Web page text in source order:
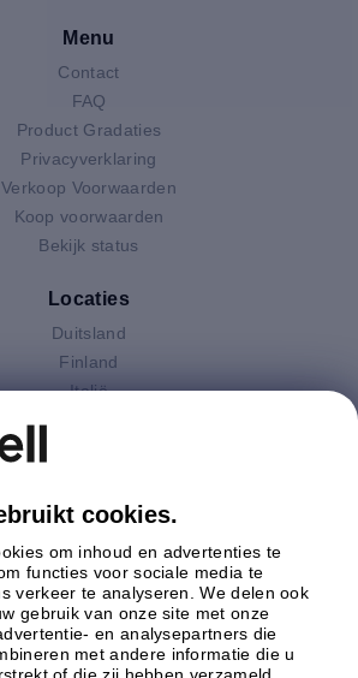
Menu
Contact
FAQ
Product Gradaties
Privacyverklaring
Verkoop Voorwaarden
Koop voorwaarden
Bekijk status
Locaties
Duitsland
Finland
Italië
Spanje
Zweden
Betaling
cookies.
om inhoud en advertenties te
functies voor sociale media te
verkeer te analyseren. We delen ook
gebruik van onze site met onze
en analysepartners die
met andere informatie die u